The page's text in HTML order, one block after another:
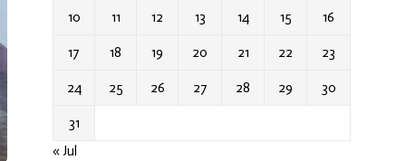
10 11 12 13 14 15 16
17 18 19 20 21 22 23
24 25 26 27 28 29 30
31
« Jul